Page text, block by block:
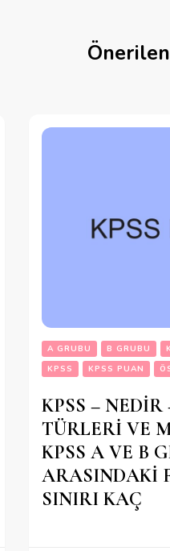
A GRUBU B GRUBU
KPSS
KPSS PUAN
KPSS – NEDİR
TÜRLERİ VE
KPSS A VE B
ARASINDAKİ
SINIRI KAÇ